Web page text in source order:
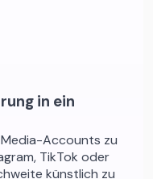
in ein
Accounts zu
TikTok oder
künstlich zu